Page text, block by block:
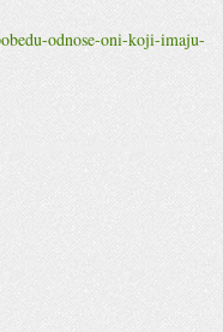
odnose-oni-koji-imaju-